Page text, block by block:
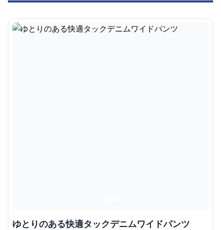
ゆとりのある快適タックデニムワイドパンツ